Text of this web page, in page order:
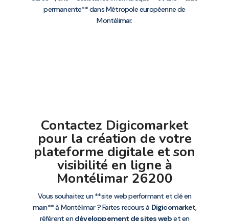
permanente** dans Métropole européenne de
Montélimar.
Contactez Digicomarket
pour la création de votre
plateforme digitale et son
visibilité en ligne à
Montélimar 26200
Vous souhaitez un **site web performant et clé en
main** à Montélimar ? Faites recours à Digicomarket,
référent endéveloppement de sites webet en